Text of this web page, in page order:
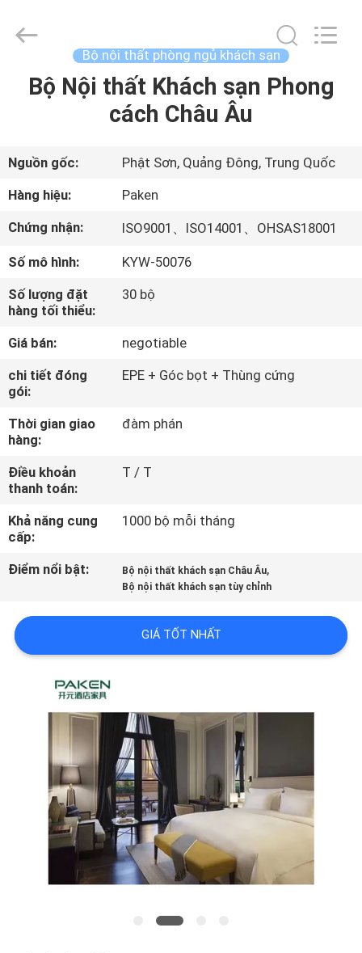
NHÀ
SẢN
PHẨM
CHÚNG
TÔI
THAM
QUAN
NHÀ
MÁY
KIỂM
SOÁT
CHẤT
LƯỢNG
LIÊN
HỆ
CHÚNG
Foshan
Paken
Bộ nội thất phòng ngủ khách sạn
Bộ Nội thất Khách sạn Phong
cách Châu Âu
Nguồn gốc:
Phật Sơn, Quảng Đông, Trung Quốc
Hàng hiệu:
Paken
Chứng nhận:
ISO9001、ISO14001、OHSAS18001
Số mô hình:
KYW-50076
Số lượng đặt
hàng tối thiểu:
30 bộ
Giá bán:
negotiable
chi tiết đóng
gói:
EPE + Góc bọt + Thùng cứng
Thời gian giao
hàng:
đàm phán
Điều khoản
thanh toán:
T / T
Khả năng cung
cấp:
1000 bộ mỗi tháng
Điểm nổi bật: Bộ nội thất khách sạn Châu Âu,
Bộ nội thất khách sạn tùy chỉnh
GIÁ TỐT NHẤT